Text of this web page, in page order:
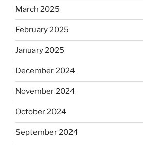
March 2025
February 2025
January 2025
December 2024
November 2024
October 2024
September 2024